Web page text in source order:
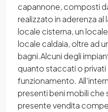
capannone, composti
realizzato in aderenza al
locale cisterna, un
locale caldaia, oltre ad
bagni.Alcuni degli
quanto staccati o privati
funzionamento.
presenti beni mobili che
presente vendita